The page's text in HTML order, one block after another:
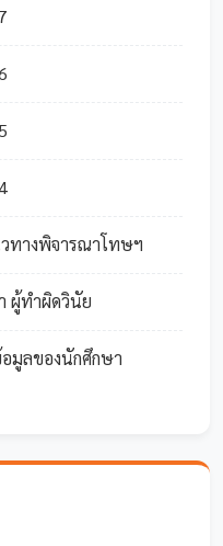
ทางพิจารณาโทษฯ
ผู้ทำผิดวินัย
มูลของนักศึกษา